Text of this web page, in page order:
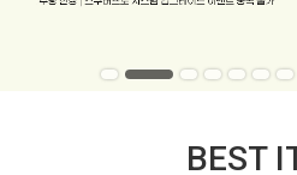
BEST